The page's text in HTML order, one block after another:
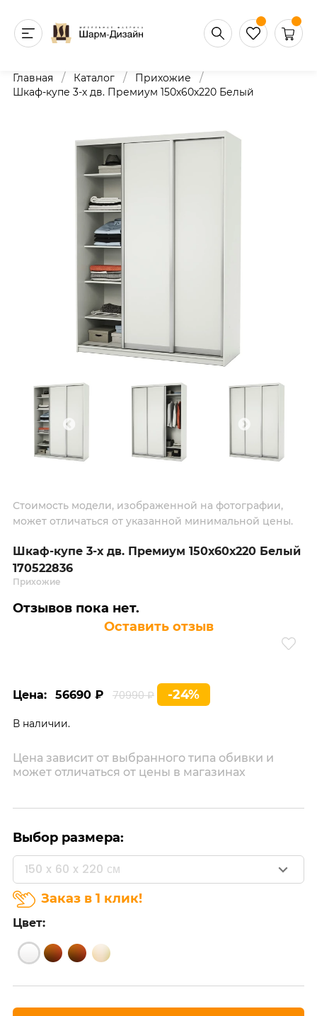
Главная / Каталог / Прихожие /
Шкаф-купе 3-х дв. Премиум 150х60х220 Белый
Стоимость модели, изображенной на фотографии,
может отличаться от указанной минимальной цены.
Шкаф-купе 3-х дв. Премиум 150х60х220 Белый
170522836
Прихожие
Отзывов пока нет.
Оставить отзыв
Цена: 56690 ₽ 70990 ₽ -24%
В наличии.
Цена зависит от выбранного типа обивки и
может отличаться от цены в магазинах
Выбор размера:
150 x 60 x 220 см
Заказ в 1 клик!
Цвет: